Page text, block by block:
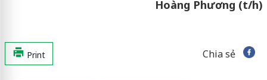
Hoàng Phương (t/h)
Print Chia sẻ